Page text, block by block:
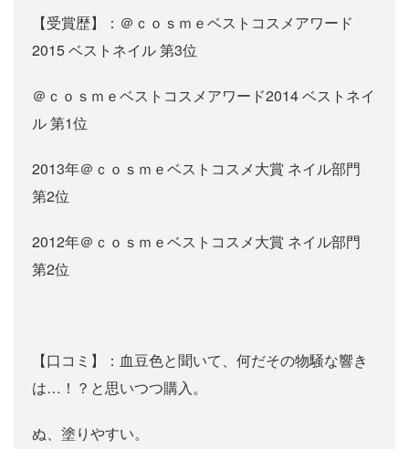
【受賞歴】：＠ｃｏｓｍｅベストコスメアワード
2015 ベストネイル 第3位
＠ｃｏｓｍｅベストコスメアワード2014 ベストネイ
ル 第1位
2013年＠ｃｏｓｍｅベストコスメ大賞 ネイル部門
第2位
2012年＠ｃｏｓｍｅベストコスメ大賞 ネイル部門
第2位
【口コミ】：血豆色と聞いて、何だその物騒な響き
は…！？と思いつつ購入。
ぬ、塗りやすい。